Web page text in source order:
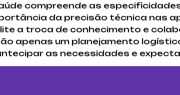
compreende as
da precisão técnica nas
a troca de conhecimento e
apenas um planejamento
as necessidades e